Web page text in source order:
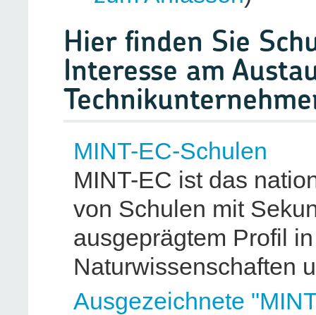
Hier finden Sie
Interesse am
MINT-EC-Schulen
MINT-EC ist das
von Schulen mit
ausgeprägtem Profil
Naturwissenschaften
Ausgezeichnete